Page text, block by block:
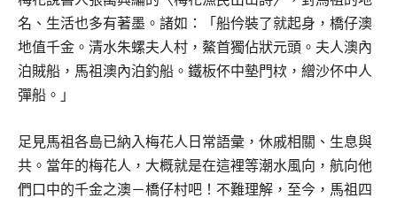
名、生活也多有著墨。諸如：「船仱裝了就起身，橋仔澳
地值千金。清水朱螺夫人村，鰲首獨佔狀元頭。夫人澳內
泊賊船，馬祖澳內泊釣船。鐵板伓中墊門栨，繒沙伓中人
彈船。」
足見馬祖各島已納入梅花人日常語彙，休戚相關、生息與
共。當年的梅花人，大概就是在這裡等潮水風向，航向他
們口中的千金之澳－橋仔村吧！不難理解，至今，馬祖四